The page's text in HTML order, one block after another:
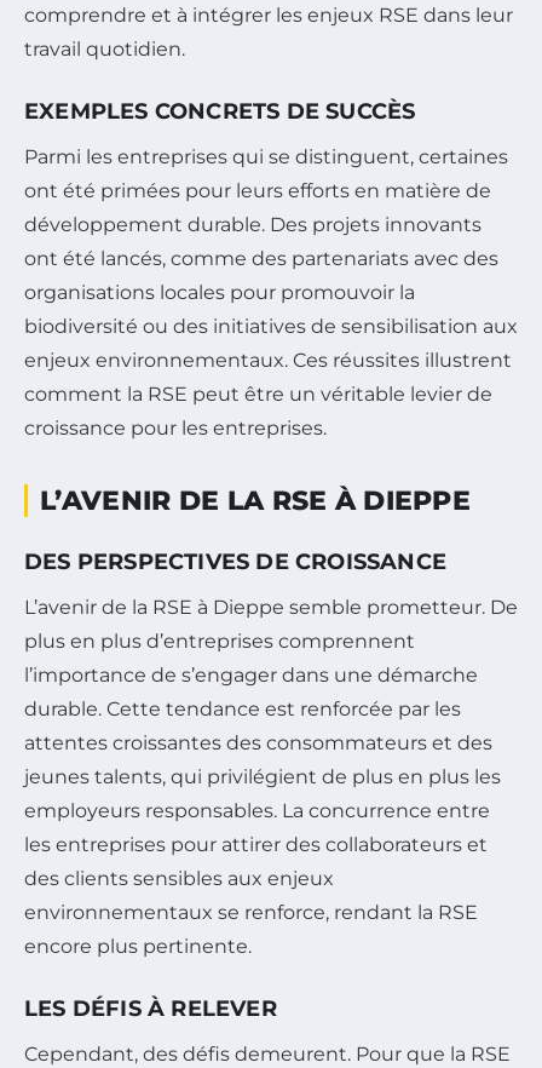
comprendre et à intégrer les enjeux RSE dans leur
travail quotidien.
EXEMPLES CONCRETS DE SUCCÈS
Parmi les entreprises qui se distinguent, certaines
ont été primées pour leurs efforts en matière de
développement durable. Des projets innovants
ont été lancés, comme des partenariats avec des
organisations locales pour promouvoir la
biodiversité ou des initiatives de sensibilisation aux
enjeux environnementaux. Ces réussites illustrent
comment la RSE peut être un véritable levier de
croissance pour les entreprises.
L’AVENIR DE LA RSE À DIEPPE
DES PERSPECTIVES DE CROISSANCE
L’avenir de la RSE à Dieppe semble prometteur. De
plus en plus d’entreprises comprennent
l’importance de s’engager dans une démarche
durable. Cette tendance est renforcée par les
attentes croissantes des consommateurs et des
jeunes talents, qui privilégient de plus en plus les
employeurs responsables. La concurrence entre
les entreprises pour attirer des collaborateurs et
des clients sensibles aux enjeux
environnementaux se renforce, rendant la RSE
encore plus pertinente.
LES DÉFIS À RELEVER
Cependant, des défis demeurent. Pour que la RSE